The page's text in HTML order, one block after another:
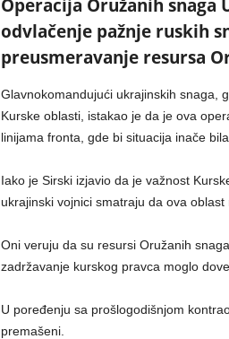
Operacija Oružanih
odvlačenje pažnje ruskih
preusmeravanje resursa
Glavnokomandujući ukrajinskih snaga,
Kurske oblasti, istakao je da je ova
linijama fronta, gde bi situacija inače
Iako je Sirski izjavio da je važnost
ukrajinski vojnici smatraju da ova
Oni veruju da su resursi Oružanih
zadržavanje kurskog pravca moglo
U poređenju sa prošlogodišnjom
premašeni.